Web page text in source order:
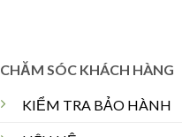
CHĂM SÓC KHÁCH HÀNG
KIỂM TRA BẢO HÀNH